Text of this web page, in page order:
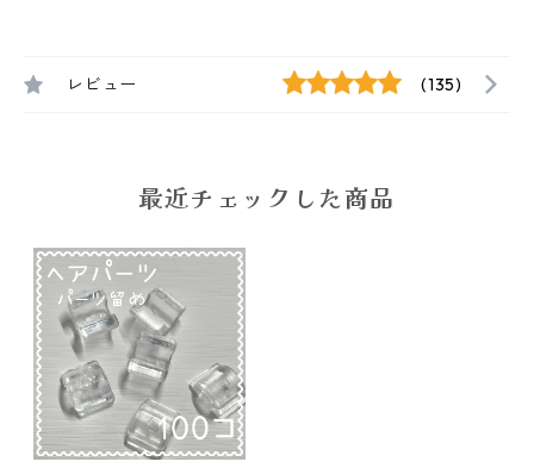
レビュー (135)
最近チェックした商品